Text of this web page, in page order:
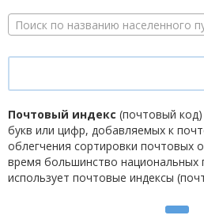
Поиск по названию населенного
Почтовый индекс (почтовый
букв или цифр, добавляемых к
облегчения сортировки почтовых
время большинство национальных
использует почтовые индексы